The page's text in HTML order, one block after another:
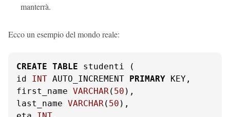
manterrà.
Ecco un esempio del mondo reale:
CREATE TABLE studenti (
id INT AUTO_INCREMENT PRIMARY KEY,
first_name VARCHAR( 50 ),
last_name VARCHAR( 50 ),